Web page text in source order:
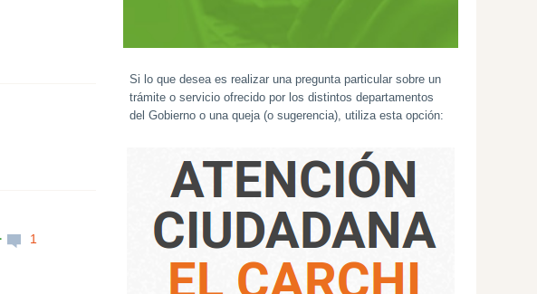
1
Si lo que desea es realizar una pregunta particular sobre un
trámite o servicio ofrecido por los distintos departamentos
del Gobierno o una queja (o sugerencia), utiliza esta opción: